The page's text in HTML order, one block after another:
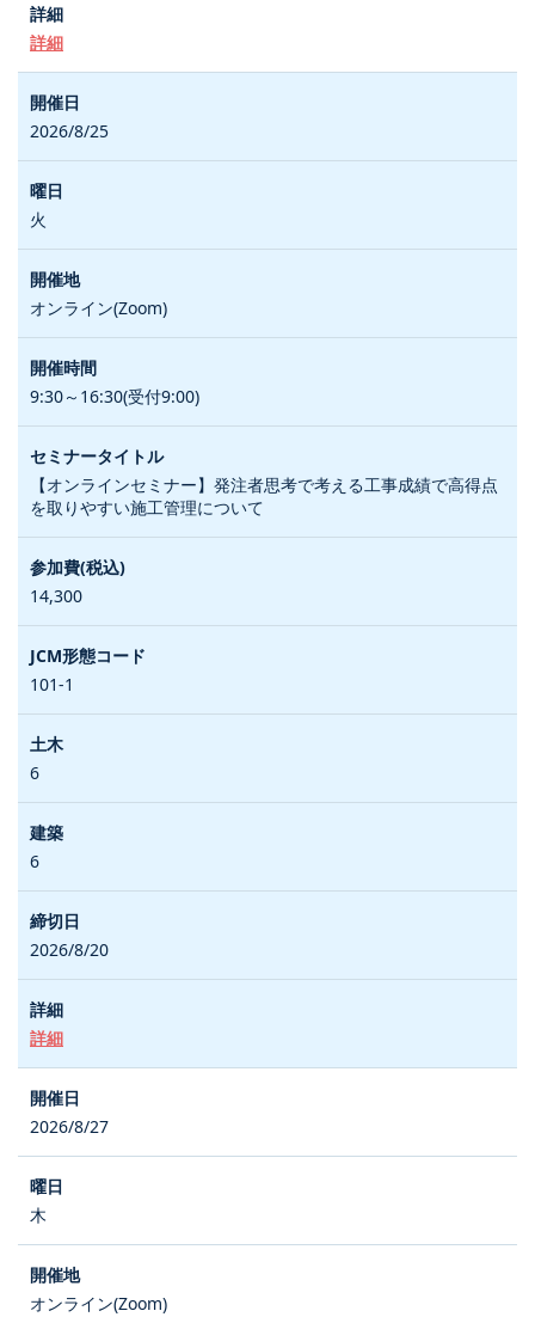
詳細
2026/8/25
火
オンライン(Zoom)
9:30～16:30(受付9:00)
【オンラインセミナー】発注者思考で考える工事成績で高得点
を取りやすい施工管理について
14,300
101-1
6
6
2026/8/20
詳細
2026/8/27
木
オンライン(Zoom)